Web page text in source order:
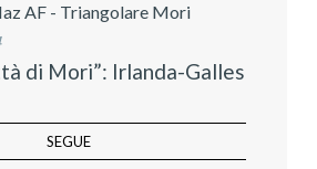
AF - Triangolare Mori
di Mori”: Irlanda-Galles
SEGUE